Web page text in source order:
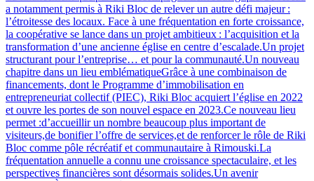
a notamment permis à Riki Bloc de relever un autre défi majeur :
l’étroitesse des locaux. Face à une fréquentation en forte croissance,
la coopérative se lance dans un projet ambitieux : l’acquisition et la
transformation d’une ancienne église en centre d’escalade.Un projet
structurant pour l’entreprise… et pour la communauté.Un nouveau
chapitre dans un lieu emblématiqueGrâce à une combinaison de
financements, dont le Programme d’immobilisation en
entrepreneuriat collectif (PIEC), Riki Bloc acquiert l’église en 2022
et ouvre les portes de son nouvel espace en 2023.Ce nouveau lieu
permet :d’accueillir un nombre beaucoup plus important de
visiteurs,de bonifier l’offre de services,et de renforcer le rôle de Riki
Bloc comme pôle récréatif et communautaire à Rimouski.La
fréquentation annuelle a connu une croissance spectaculaire, et les
perspectives financières sont désormais solides.Un avenir